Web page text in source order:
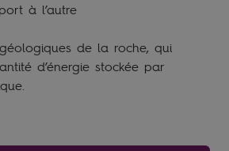
à l’autre
de la roche, qui
d’énergie stockée par